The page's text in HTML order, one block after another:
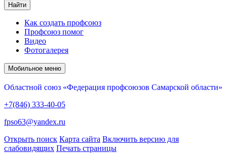
Найти
Как создать профсоюз
Профсоюз помог
Видео
Фотогалерея
Мобильное меню
Областной союз «Федерация профсоюзов Самарской области»
+7(846) 333-40-05
fpso63@yandex.ru
Открыть поиск Карта сайта Включить версию для
слабовидящих Печать страницы